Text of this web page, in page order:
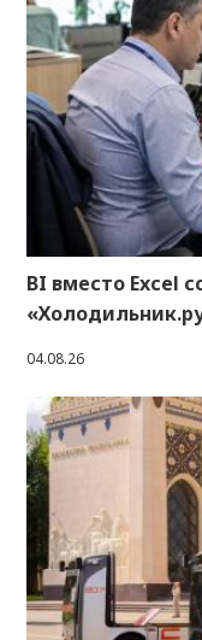
BI вместо Excel
04.08.26